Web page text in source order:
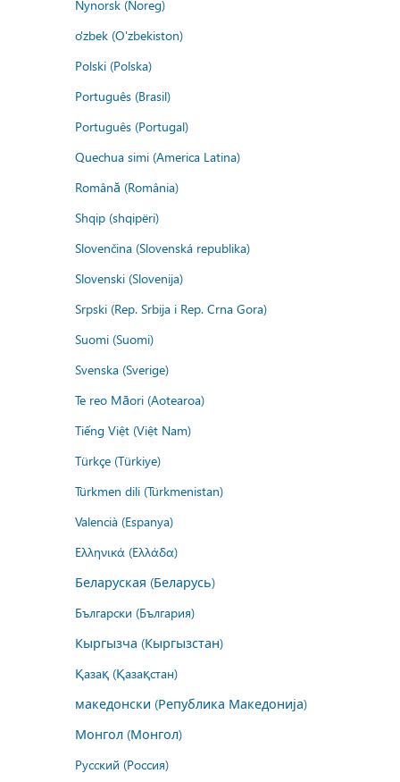
Nynorsk (Noreg)
o'zbek (O'zbekiston)
Polski (Polska)
Português (Brasil)
Português (Portugal)
Quechua simi (America Latina)
Română (România)
Shqip (shqipëri)
Slovenčina (Slovenská republika)
Slovenski (Slovenija)
Srpski (Rep. Srbija i Rep. Crna Gora)
Suomi (Suomi)
Svenska (Sverige)
Te reo Māori (Aotearoa)
Tiếng Việt (Việt Nam)
Türkçe (Türkiye)
Türkmen dili (Türkmenistan)
Valencià (Espanya)
Ελληνικά (Ελλάδα)
Беларуская (Беларусь)
Български (България)
Кыргызча (Кыргызстан)
Қазақ (Қазақстан)
македонски (Република Македонија)
Монгол (Монгол)
Русский (Россия)